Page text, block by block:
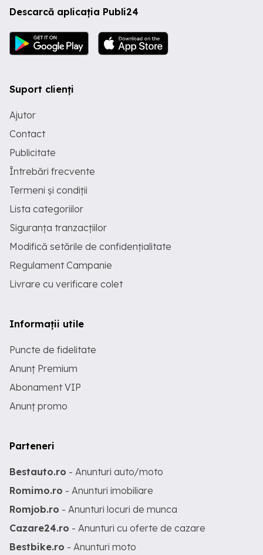
Descarcă aplicația Publi24
Suport clienți
Ajutor
Contact
Publicitate
Întrebări frecvente
Termeni și condiții
Lista categoriilor
Siguranța tranzacțiilor
Modifică setările de confidențialitate
Regulament Campanie
Livrare cu verificare colet
Informații utile
Puncte de fidelitate
Anunț Premium
Abonament VIP
Anunț promo
Parteneri
Bestauto.ro - Anunturi auto/moto
Romimo.ro - Anunturi imobiliare
Romjob.ro - Anunturi locuri de munca
Cazare24.ro - Anunturi cu oferte de cazare
Bestbike.ro - Anunturi moto